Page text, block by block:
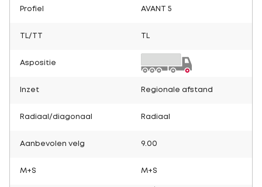
Profiel AVANT 5
TL/TT
Aspositie
Inzet Regionale afstand
Radiaal/diagonaal Radiaal
Aanbevolen velg 9.00
M+S M+S